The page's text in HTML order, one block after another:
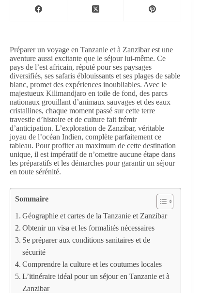
Préparer un voyage en Tanzanie et à Zanzibar est une
aventure aussi excitante que le séjour lui-même. Ce
pays de l’est africain, réputé pour ses paysages
diversifiés, ses safaris éblouissants et ses plages de sable
blanc, promet des expériences inoubliables. Avec le
majestueux Kilimandjaro en toile de fond, des parcs
nationaux grouillant d’animaux sauvages et des eaux
cristallines, chaque moment passé sur cette terre
travestie d’histoire et de culture fait frémir
d’anticipation. L’exploration de Zanzibar, véritable
joyau de l’océan Indien, complète parfaitement ce
tableau. Pour profiter au maximum de cette destination
unique, il est impératif de n’omettre aucune étape dans
les préparatifs et les démarches pour garantir un séjour
en toute sérénité.
Sommaire
Géographie et cartes de la Tanzanie et Zanzibar
Obtenir un visa et les formalités nécessaires
Se préparer aux conditions sanitaires et de
sécurité
Comprendre la culture et les coutumes locales
L’itinéraire idéal pour un séjour en Tanzanie et à
Zanzibar